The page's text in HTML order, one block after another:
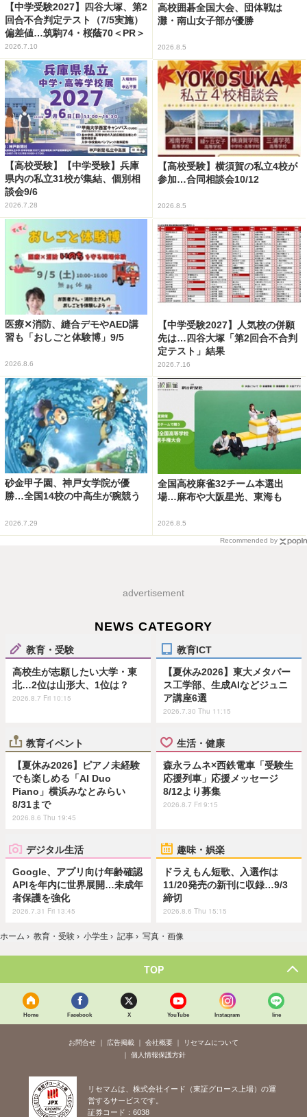
【中学受験2027】四谷大塚、第2
回合不合判定テスト（7/5実施）
偏差値…筑駒74・桜蔭70＜PR＞
2026.7.10
高校囲碁全国大会、団体戦は
灘・南山女子部が優勝
2026.8.5
【高校受験】【中学受験】兵庫
県内の私立31校が集結、個別相
談会9/6
2026.7.28
【高校受験】横須賀の私立4校が
参加…合同相談会10/12
2026.8.5
医療✕消防、縫合デモやAED講
習も「おしごと体験博」9/5
2026.8.6
【中学受験2027】人気校の併願
先は…四谷大塚「第2回合不合判
定テスト」結果
2026.7.16
砂金甲子園、神戸女学院が優
勝…全国14校の中高生が腕競う
2026.7.29
全国高校麻雀32チーム本選出
場…麻布や大阪星光、東海も
2026.8.5
Recommended by
advertisement
NEWS CATEGORY
教育・受験
高校生が志願したい大学・東
北…2位は山形大、1位は？
2026.8.7 Fri 10:15
教育ICT
【夏休み2026】東大メタバー
ス工学部、生成AIなどジュニ
ア講座6選
2026.7.30 Thu 11:15
教育イベント
【夏休み2026】ピアノ未経験
でも楽しめる「AI Duo
Piano」横浜みなとみらい
8/31まで
2026.8.6 Thu 19:45
生活・健康
森永ラムネ×西鉄電車「受験生
応援列車」応援メッセージ
8/12より募集
2026.8.7 Fri 9:15
デジタル生活
Google、アプリ向け年齢確認
APIを年内に世界展開…未成年
者保護を強化
2026.7.31 Fri 13:45
趣味・娯楽
ドラえもん短歌、入選作は
11/20発売の新刊に収録…9/3
締切
2026.8.6 Thu 15:15
ホーム › 教育・受験 › 小学生 › 記事 › 写真・画像
TOP
Home Facebook X YouTube Instagram line
お問合せ 広告掲載 会社概要
リセマムについて
個人情報保護方針
リセマムは、株式会社イード（東証グロース上場）の運
営するサービスです。
証券コード：6038